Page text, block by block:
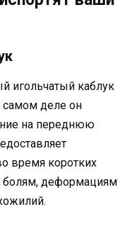
игольчатый каблук
самом деле он
на переднюю
время коротких
болям, деформациям